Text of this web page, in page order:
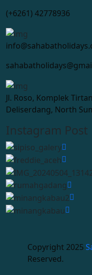
(+6261) 42778936
Jl. Roso, Komplek
Deliserdang, North
Instagram Post
Copyright 2025
Reserved.